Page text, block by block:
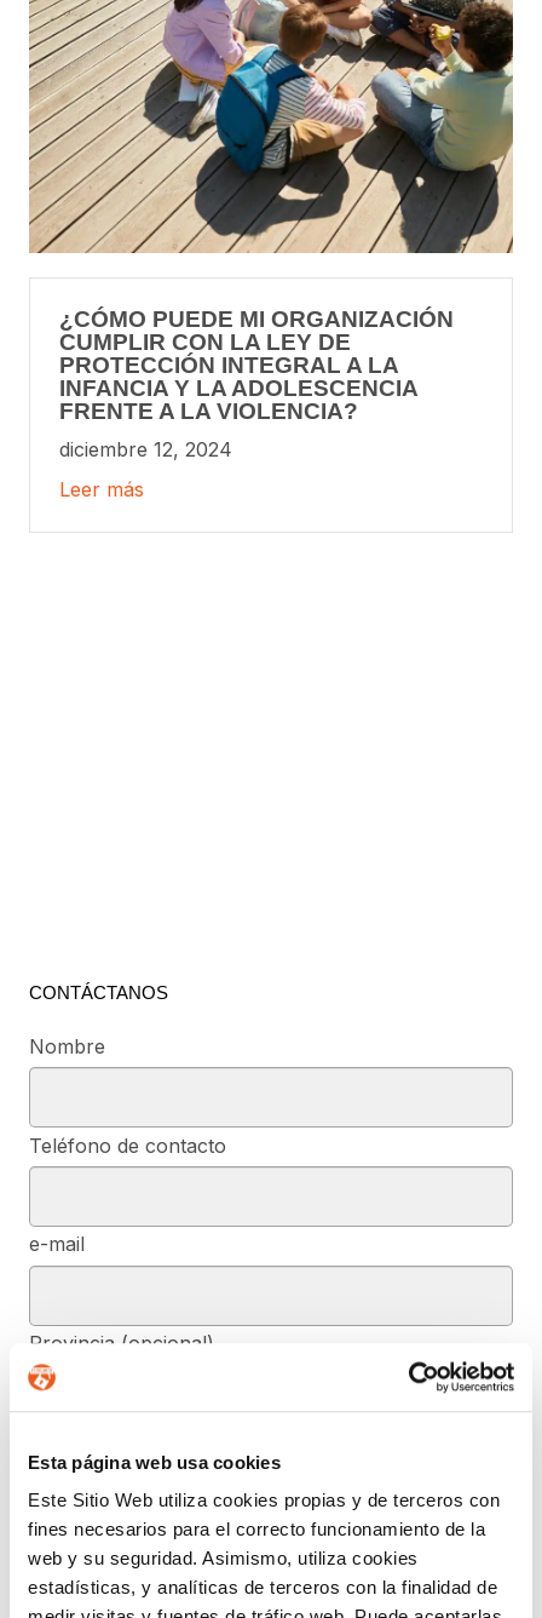
Esta página web usa cookies
Este Sitio Web utiliza cookies propias y de terceros con
fines necesarios para el correcto funcionamiento de la
web y su seguridad. Asimismo, utiliza cookies
estadísticas, y analíticas de terceros con la finalidad de
¿CÓMO PUEDE MI ORGANIZACIÓN
CUMPLIR CON LA LEY DE
PROTECCIÓN INTEGRAL A LA
INFANCIA Y LA ADOLESCENCIA
FRENTE A LA VIOLENCIA?
diciembre 12, 2024
Leer más
CONTÁCTANOS
Nombre
Teléfono de contacto
e-mail
Provincia (opcional)
De conformidad con el RGPD y la LOPDGDD, SEGURIDAD Y
PRIVACIDAD DE DATOS, S.L. tratará los datos facilitados, con la
finalidad de contestar a las dudas y/o quejas planteadas a través
del presente formulario y facilitar la información solicitada. Podrá